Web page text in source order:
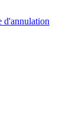
d'annulation